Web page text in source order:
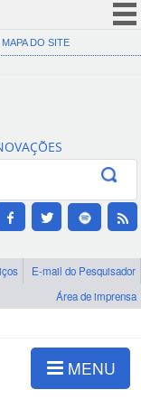
(COVID-19)
Canais
MAPA DO SITE
E-mail do Pesquisador
Área de imprensa
MENU